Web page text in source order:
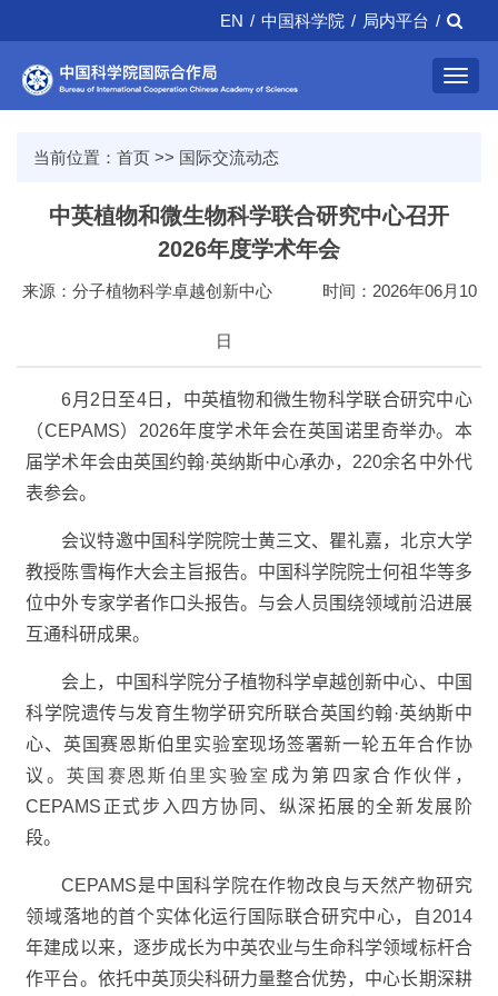
EN / 中国科学院 / 局内平台 /
当前位置： 首页 >> 国际交流动态
中英植物和微生物科学联合研究中心召开
2026年度学术年会
来源：分子植物科学卓越创新中心 时间：2026年06月10
日
6月 2 日至4日，中英植物和微生物科学联合研究中心
（CEPAMS） 2026年度学术年会在英国诺里奇举办。本
届学术年会由英国约翰·英纳斯中心承办，220余名中外代
表参会。
会议特邀中国科学院院士黄三文、瞿礼嘉，北京大学
教授陈雪梅作大会主旨报告。中国科学院院士何祖华等多
位中外专家学者作口头报告。与会人员围绕领域前沿进展
互通科研成果。
会上， 中国科学院分子植物科学卓越创新中心、中国
科学院遗传与发育生物学研究所联合英国约翰·英纳斯中
心、英国赛恩斯伯里实验室现场签署新一轮五年合作协
议。英国赛恩斯伯里实验室 成为第四家合作伙伴，
CEPAMS 正式步入四方协同、纵深拓展的全新发展阶
段。
CEPAMS是中国科学院在作物改良与天然产物研究
领域落地的首个实体化运行国际联合研究中心，自 2014
年建成以来，逐步成长为中英农业与生命科学领域标杆合
作平台。依托中英顶尖科研力量整合优势，中心长期深耕